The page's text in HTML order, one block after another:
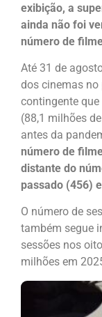
exibição, a
ainda não foi
número de
Até 31 de
dos cinemas no
contingente
(88,1 milhões
antes da
número de
distante do
passado (456)
O número de
também segue
sessões nos
milhões em